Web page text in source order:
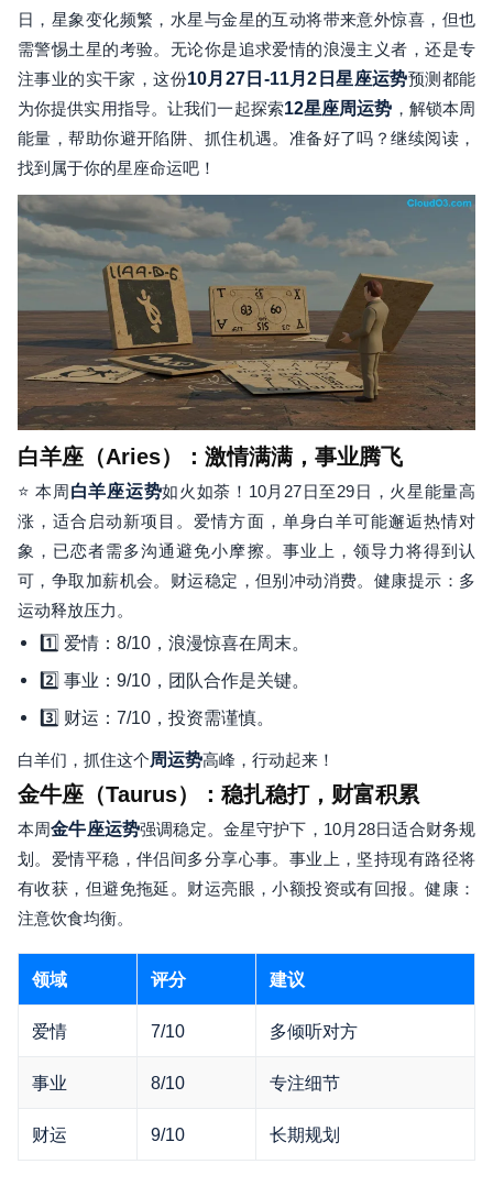
日，星象变化频繁，水星与金星的互动将带来意外惊喜，但也
需警惕土星的考验。无论你是追求爱情的浪漫主义者，还是专
注事业的实干家，这份10月27日-11月2日星座运势预测都能
为你提供实用指导。让我们一起探索12星座周运势 ，解锁本周
能量，帮助你避开陷阱、抓住机遇。准备好了吗？继续阅读，
找到属于你的星座命运吧！
白羊座（Aries）：激情满满，事业腾飞
⭐ 本周白羊座运势如火如荼！10月27日至29日，火星能量高
涨，适合启动新项目。爱情方面，单身白羊可能邂逅热情对
象，已恋者需多沟通避免小摩擦。事业上，领导力将得到认
可，争取加薪机会。财运稳定，但别冲动消费。健康提示：多
运动释放压力。
1️⃣ 爱情：8/10，浪漫惊喜在周末。
2️⃣ 事业：9/10，团队合作是关键。
3️⃣ 财运：7/10，投资需谨慎。
白羊们，抓住这个周运势高峰，行动起来！
金牛座（Taurus）：稳扎稳打，财富积累
本周金牛座运势强调稳定。金星守护下，10月28日适合财务规
划。爱情平稳，伴侣间多分享心事。事业上，坚持现有路径将
有收获，但避免拖延。财运亮眼，小额投资或有回报。健康：
注意饮食均衡。
领域 评分 建议
爱情 7/10 多倾听对方
事业 8/10 专注细节
财运 9/10 长期规划